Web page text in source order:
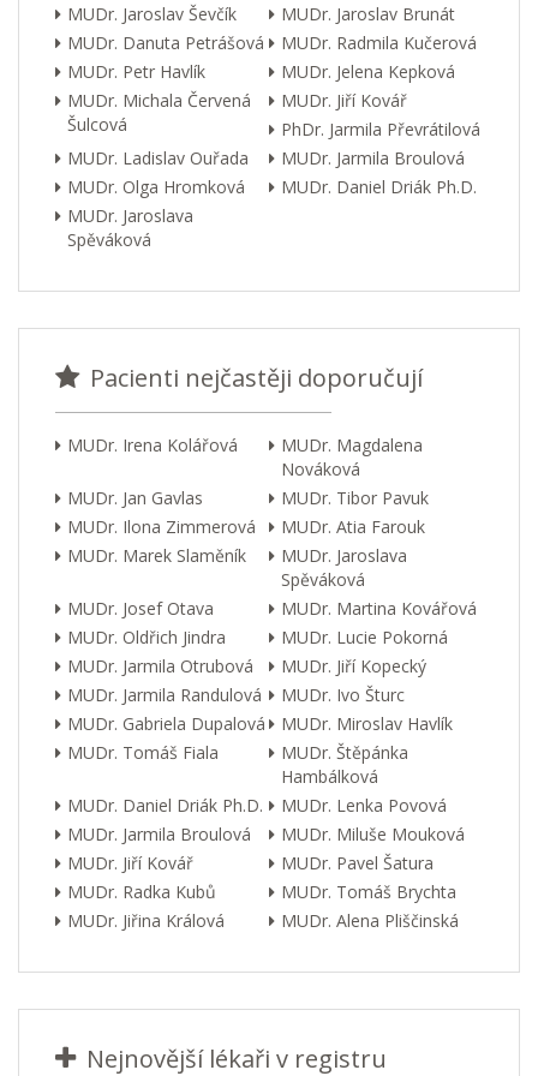
MUDr. Jaroslav Ševčík
MUDr. Jaroslav Brunát
MUDr. Danuta Petrášová
MUDr. Radmila Kučerová
MUDr. Petr Havlík
MUDr. Jelena Kepková
MUDr. Michala Červená
Šulcová
MUDr. Jiří Kovář
PhDr. Jarmila Převrátilová
MUDr. Ladislav Ouřada
MUDr. Jarmila Broulová
MUDr. Olga Hromková
MUDr. Daniel Driák Ph.D.
MUDr. Jaroslava
Spěváková
Pacienti nejčastěji doporučují
MUDr. Irena Kolářová
MUDr. Magdalena
Nováková
MUDr. Jan Gavlas
MUDr. Tibor Pavuk
MUDr. Ilona Zimmerová
MUDr. Atia Farouk
MUDr. Marek Slaměník
MUDr. Jaroslava
Spěváková
MUDr. Josef Otava
MUDr. Martina Kovářová
MUDr. Oldřich Jindra
MUDr. Lucie Pokorná
MUDr. Jarmila Otrubová
MUDr. Jiří Kopecký
MUDr. Jarmila Randulová
MUDr. Ivo Šturc
MUDr. Gabriela Dupalová
MUDr. Miroslav Havlík
MUDr. Tomáš Fiala
MUDr. Štěpánka
Hambálková
MUDr. Daniel Driák Ph.D.
MUDr. Lenka Povová
MUDr. Jarmila Broulová
MUDr. Miluše Mouková
MUDr. Jiří Kovář
MUDr. Pavel Šatura
MUDr. Radka Kubů
MUDr. Tomáš Brychta
MUDr. Jiřina Králová
MUDr. Alena Pliščinská
Nejnovější lékaři v registru